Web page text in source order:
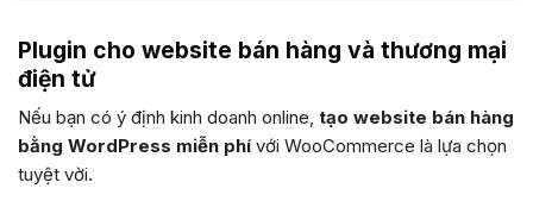
Plugin cho website bán hàng và thương mại
điện tử
Nếu bạn có ý định kinh doanh online, tạo website bán hàng
bằng WordPress miễn phí với WooCommerce là lựa chọn
tuyệt vời.